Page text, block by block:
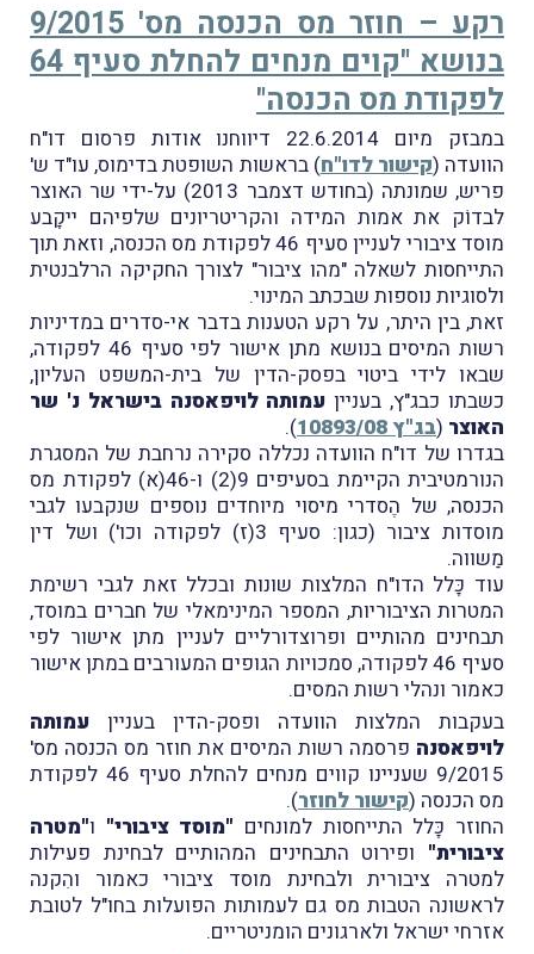
רקע – חוזר מס הכנסה מס' 9/2015
בנושא "קוים מנחים להחלת סעיף 64
לפקודת מס הכנסה"
במבזק מיום 22.6.2014 דיווחנו אודות פרסום דו"ח
הוועדה (קישור לדו"ח) בראשות השופטת בדימוס, עו"ד ש'
פריש, שמונתה (בחודש דצמבר 2013) על-ידי שר האוצר
לבדוֹק את אמות המידה והקריטריונים שלפיהם ייקָבע
מוסד ציבורי לעניין סעיף 46 לפקודת מס הכנסה, וזאת תוך
התייחסות לשאלה "מהו ציבור" לצורך החקיקה הרלבנטית
ולסוגיות נוספות שבכתב המינוי.
זאת, בין היתר, על רקע הטענות בדבר אי-סדרים במדיניות
רשות המיסים בנושא מתן אישור לפי סעיף 46 לפקודה,
שבאו לידי ביטוי בפסק-הדין של בית-המשפט העליון,
כשבתו כבג"ץ, בעניין עמותה לויפאסנה בישראל נ' שר
האוצר (בג"ץ 10893/08
).
בגדרו של דו"ח הוועדה נכללה סקירה נרחבת של המסגרת
הנורמטיבית הקיימת בסעיפים 9(2) ו-46(א) לפקודת מס
הכנסה, של הֶסדרי מיסוי מיוחדים נוספים שנקבעו לגבי
מוסדות ציבור (כגון: סעיף 3(ז) לפקודה וכו') ושל דין
מַשווה.
עוד כָּלל הדו"ח המלצות שונות ובכלל זאת לגבי רשימת
המטרות הציבוריות, המספר המינימאלי של חברים במוסד,
תבחינים מהותיים ופרוצדורליים לעניין מתן אישור לפי
סעיף 46 לפקודה, סמכויות הגופים המעורבים במתן אישור
כאמור ונהלי רשות המסים.
בעקבות המלצות הוועדה ופסק-הדין בעניין עמותה
לויפאסנה פרסמה רשות המיסים את חוזר מס הכנסה מס'
9/2015 שעניינו קווים מנחים להחלת סעיף 46 לפקודת
מס הכנסה (קישור לחוזר).
החוזר כָּלל התייחסות למונחים "מוסד ציבורי" ו"מטרה
ציבורית" ופירוט התבחינים המהותיים לבחינת פעילות
למטרה ציבורית ולבחינת מוסד ציבורי כאמור והִקנה
לראשונה הטבות מס גם לעמותות הפועלות בחו"ל לטובת
אזרחי ישראל ולארגונים הומניטריים.